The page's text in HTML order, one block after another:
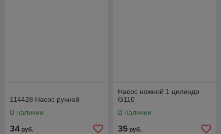
114428 Насос ручной
В наличии
34 руб.
Насос ножной 1 цилиндр
G110
В наличии
35 руб.